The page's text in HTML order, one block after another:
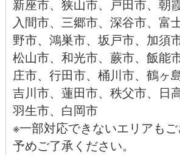
新座市、 狭山市、 戸田市、 朝
入間市、 三郷市、 深谷市、 富
野市、 鴻巣市、 坂戸市、 加須
松山市、 和光市、 蕨市、 飯能市
庄市、 行田市、 桶川市、 鶴ヶ
吉川市、 蓮田市、 秩父市、 日
羽生市、 白岡市
※一部対応できないエリアも
予めご了承ください。